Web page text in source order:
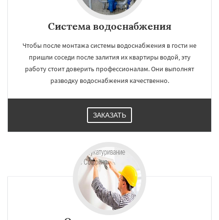
Система водоснабжения
Чтобы после монтажа системы водоснабжения в гости не
пришли соседи после залития их квартиры водой, эту
работу стоит доверить профессионалам. Они выполнят
разводку водоснабжения качественно.
ЗАКАЗАТЬ